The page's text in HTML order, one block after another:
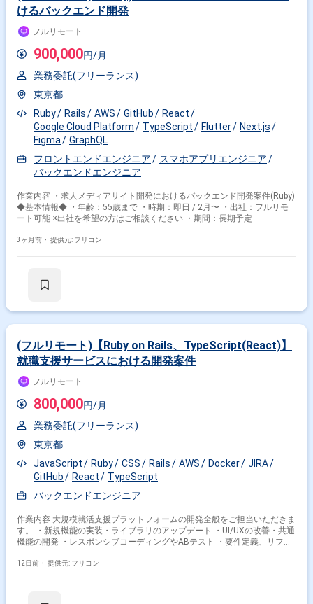
けるバックエンド開発
フルリモート
900,000円/月
業務委託(フリーランス)
東京都
Ruby
Rails AWS GitHub
React
Google Cloud Platform
TypeScript Flutter
Next.js
Figma
GraphQL
フロントエンドエンジニア
スマホアプリエンジニア
バックエンドエンジニア
作業内容 ・求人メディアサイト開発におけるバックエンド開発案件(Ruby)
◆基本情報◆ ・年齢：55歳まで ・時期：即日 / 2月〜 ・出社：フルリモ
ート可能 ※出社を希望の方はご相談ください ・期間：長期予定
3ヶ月前・ 提供元: フリコン
(フルリモート)【Ruby on Rails、TypeScript(React)】
就職支援サービスにおける開発案件
フルリモート
800,000円/月
業務委託(フリーランス)
東京都
JavaScript
Ruby CSS Rails AWS Docker
JIRA
GitHub
React
TypeScript
バックエンドエンジニア
作業内容 大規模就活支援プラットフォームの開発全般をご担当いただきま
す。 ・新規機能の実装・ライブラリのアップデート ・UI/UXの改善・共通
機能の開発 ・レスポンシブコーディングやABテスト ・要件定義、リファ
12日前・ 提供元: フリコン